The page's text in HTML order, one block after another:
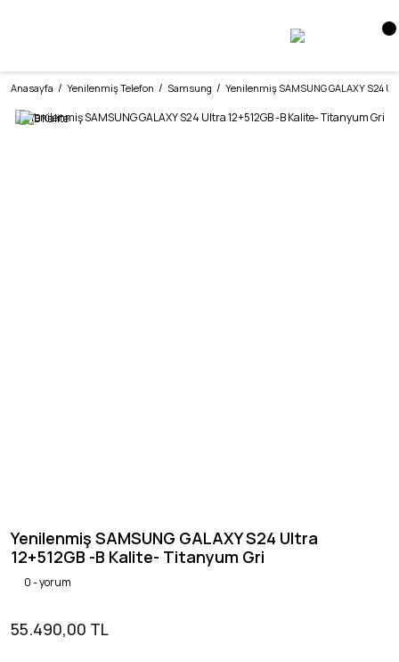
Anasayfa Yenilenmiş Telefon Samsung Yenilenmiş SAMSUNG GALAXY S24
Yenilenmiş SAMSUNG GALAXY S24 Ultra
12+512GB -B Kalite- Titanyum Gri
0 - yorum
55.490,00 TL